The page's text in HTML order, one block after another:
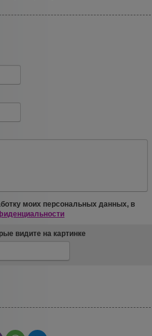
моих персональных данных, в
видите на картинке